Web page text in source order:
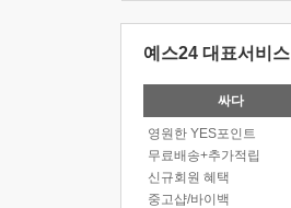
예스24 대표서비스
싸다
영원한 YES포인트
무료배송+추가적립
신규회원 혜택
중고샵/바이백